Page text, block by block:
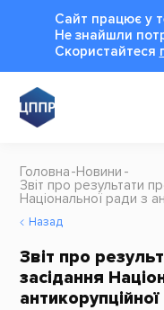
Сайт працює у
Не знайшли
Cкористайтеся
Головна Новини
Звіт про результати
Національної ради з
Назад
Звіт про
засідання
антикорупційної